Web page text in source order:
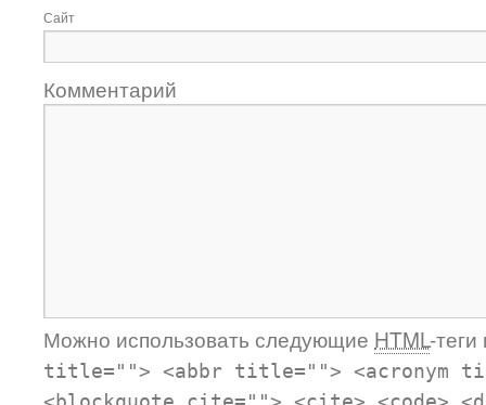
Сайт
Комментарий
Можно использовать следующие HTML-
title=""> <abbr title=""> <acronym